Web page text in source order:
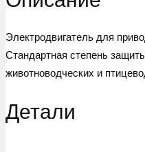
Электродвигатель для
Стандартная степень
животноводческих и
Детали